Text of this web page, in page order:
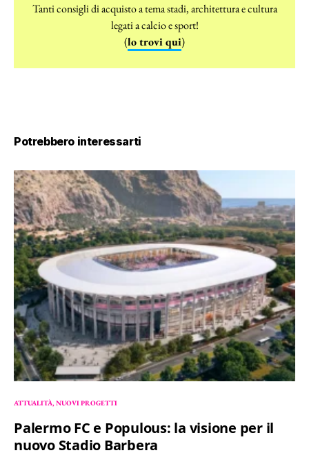
Tanti consigli di acquisto a tema stadi, architettura e cultura
legati a calcio e sport!
(lo trovi qui)
Potrebbero interessarti
ATTUALITÀ NUOVI PROGETTI
Palermo FC e Populous: la visione per il
nuovo Stadio Barbera